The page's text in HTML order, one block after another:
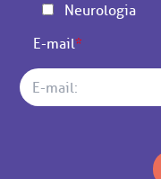
Neurologia
E-mail*